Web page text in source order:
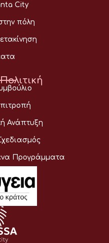
City
πόλη
Ανάπτυξη
Προγράμματα